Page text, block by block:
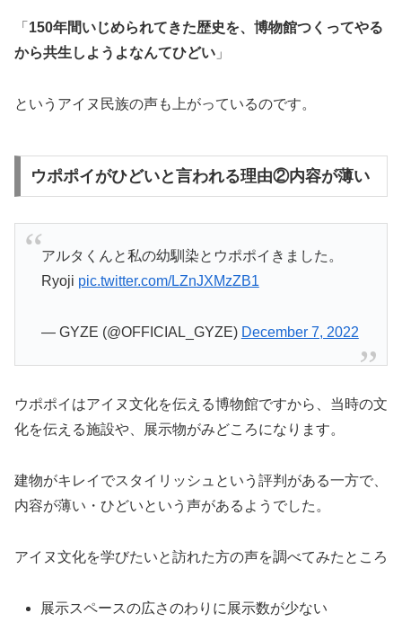
「 150年間いじめられてきた歴史を、博物館つくってやる
から共生しようよなんてひどい 」
というアイヌ民族の声も上がっているのです。
ウポポイがひどいと言われる理由②内容が薄い
アルタくんと私の幼馴染とウポポイきました。
Ryoji pic.twitter.com/LZnJXMzZB1
— GYZE (@OFFICIAL_GYZE) December 7, 2022
ウポポイはアイヌ文化を伝える博物館ですから、当時の文
化を伝える施設や、展示物がみどころになります。
建物がキレイでスタイリッシュという評判がある一方で、
内容が薄い・ひどいという声があるようでした。
アイヌ文化を学びたいと訪れた方の声を調べてみたところ
展示スペースの広さのわりに展示数が少ない